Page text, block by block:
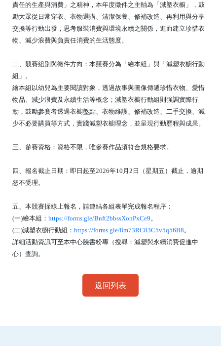
責任的生產與消費」之精神，本年度徵件之主軸為「減塑衣櫥」，鼓
勵大眾從日常穿衣、衣物選購、清潔保養、修補改造、再利用與分享
交換等行動出發，思考服裝消費與環境永續之關係，進而建立珍惜衣
物、減少浪費與負責任消費的生活態度。
二、競賽組別與徵件方向：本競賽分為「繪本組」與「減塑衣櫥行動
組」。
繪本組以幼兒為主要閱讀對象，透過故事與圖像傳遞珍惜衣物、愛惜
物品、減少浪費及永續生活等概念；減塑衣櫥行動組則強調實際行
動，鼓勵參賽者透過衣櫥盤點、衣物維護、修補改造、二手交換、減
少不必要購買等方式，實踐減塑衣櫥理念，並呈現行動歷程與成果。
三、參賽資格：資格不限，唯參賽作品須符合規格要求。
四、報名截止日期：即日起至2026年10月2日（星期五）截止，逾期
恕不受理。
五、本競賽採線上報名，請連結各組表單完成報名程序：
(一)繪本組： https://forms.gle/Bnft2bbssXonPxCe9。
(二)減塑衣櫥行動組： https://forms.gle/8m73RC83C5v5q56B8。
詳細活動資訊可至本中心臉書粉專（搜尋：減塑與永續消費促進中
心）查詢。
返回列表